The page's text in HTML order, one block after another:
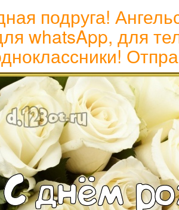
подруга!
whatsApp, для